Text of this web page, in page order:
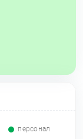
персонал